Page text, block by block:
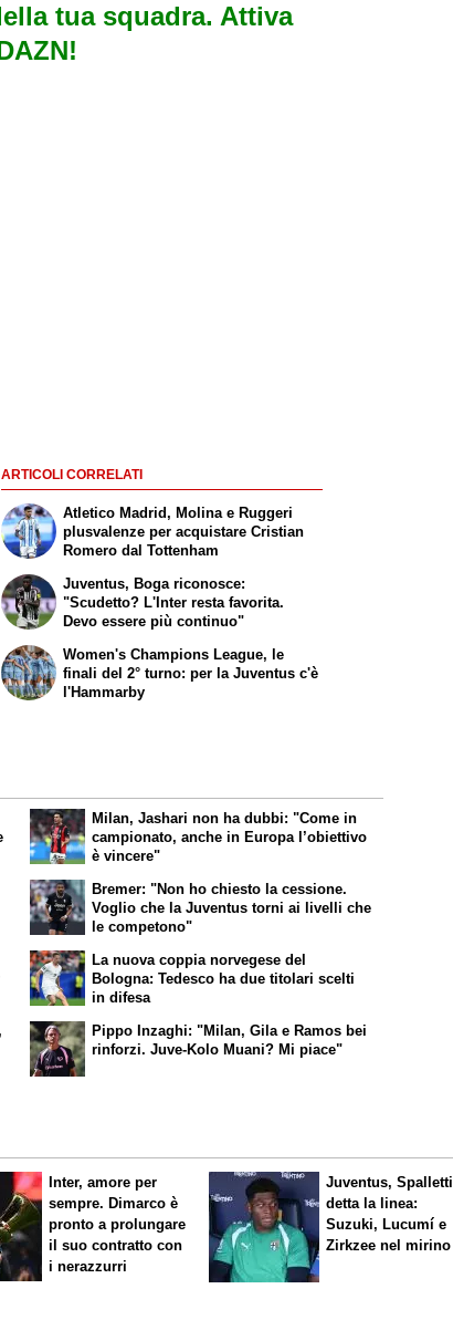
tua squadra. Attiva
ARTICOLI CORRELATI
Atletico Madrid, Molina e Ruggeri
plusvalenze per acquistare Cristian
Romero dal Tottenham
Juventus, Boga riconosce:
"Scudetto? L'Inter resta favorita.
Devo essere più continuo"
Women's Champions League, le
finali del 2° turno: per la Juventus c'è
l'Hammarby
Milan, Jashari non ha dubbi: "Come in
campionato, anche in Europa l’obiettivo
è vincere"
Bremer: "Non ho chiesto la cessione.
Voglio che la Juventus torni ai livelli che
le competono"
La nuova coppia norvegese del
Bologna: Tedesco ha due titolari scelti
in difesa
Pippo Inzaghi: "Milan, Gila e Ramos bei
rinforzi. Juve-Kolo Muani? Mi piace"
Inter, amore per
sempre. Dimarco è
pronto a prolungare
il suo contratto con
i nerazzurri
Juventus, Spalletti
detta la linea:
Suzuki, Lucumí e
Zirkzee nel mirino